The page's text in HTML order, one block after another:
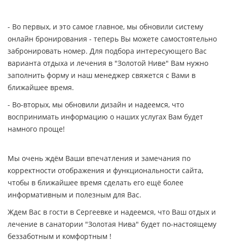
- Во первых, и это самое главное, мы обновили систему
онлайн бронирования - теперь Вы можете самостоятельно
забронировать номер. Для подбора интересующего Вас
варианта отдыха и лечения в "Золотой Ниве" Вам нужно
заполнить форму и наш менеджер свяжется с Вами в
ближайшее время.
- Во-вторых, мы обновили дизайн и надеемся, что
воспринимать информацию о наших услугах Вам будет
намного проще!
Мы очень ждём Ваши впечатления и замечания по
корректности отображения и функциональности сайта,
чтобы в ближайшее время сделать его ещё более
информативным и полезным для Вас.
Ждем Вас в гости в Сергеевке и надеемся, что Ваш отдых и
лечение в санатории "Золотая Нива" будет по-настоящему
беззаботным и комфортным !